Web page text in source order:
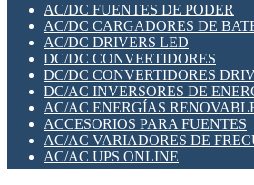
SWITCH Y MICROSWITCH
TARJETAS PI
UNIÓN Y DERIVACIÓN DE
PLACAS MODULARES IOT
SWITCHES Y REDES WIFI
SOLUCIONES IOT
SOLUCIONES LORAWAN
SOLUCIONES RED CELULAR
SEGURIDAD PARA REDES
SWITCHES LAN
TELEFONÍA IP (VOIP)
VIGILANCIA IP (CCTV)
MESHTASTIC
AC/DC FUENTES DE PODER
AC/DC CARGADORES DE
AC/DC DRIVERS LED
DC/DC CONVERTIDORES
DC/DC CONVERTIDORES
DC/AC INVERSORES DE
AC/AC ENERGÍAS
ACCESORIOS PARA FUENTES
AC/AC VARIADORES DE
AC/AC UPS ONLINE